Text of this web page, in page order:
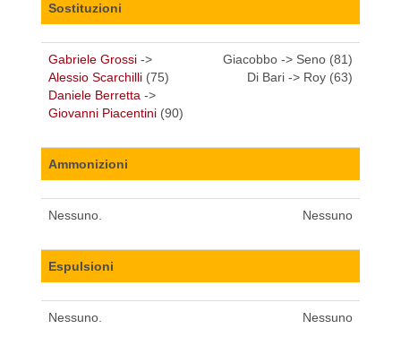
Sostituzioni
Gabriele Grossi ->
Alessio Scarchilli (75)
Daniele Berretta ->
Giovanni Piacentini (90)
Giacobbo -> Seno (81)
Di Bari -> Roy (63)
Ammonizioni
Nessuno. Nessuno
Espulsioni
Nessuno. Nessuno